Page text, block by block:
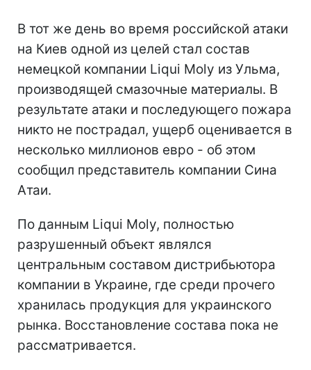
В тот же день во время российской атаки
на Киев одной из целей стал состав
немецкой компании Liqui Moly из Ульма,
производящей смазочные материалы. В
результате атаки и последующего пожара
никто не пострадал, ущерб оценивается в
несколько миллионов евро - об этом
сообщил представитель компании Сина
Атаи.
По данным Liqui Moly, полностью
разрушенный объект являлся
центральным составом дистрибьютора
компании в Украине, где среди прочего
хранилась продукция для украинского
рынка. Восстановление состава пока не
рассматривается.